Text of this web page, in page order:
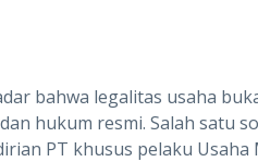
bahwa legalitas usaha
hukum resmi. Salah satu
PT khusus pelaku Usaha